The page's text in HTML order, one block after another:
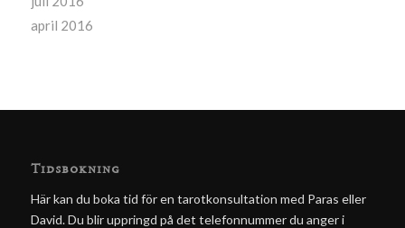
april 2016
Tidsbokning
Här kan du boka tid för en tarotkonsultation med Paras eller
David. Du blir uppringd på det telefonnummer du anger i